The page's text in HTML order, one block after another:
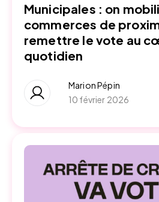
Municipales : on
commerces de
remettre le vote au
quotidien
Marion Pépin
10 février 2026